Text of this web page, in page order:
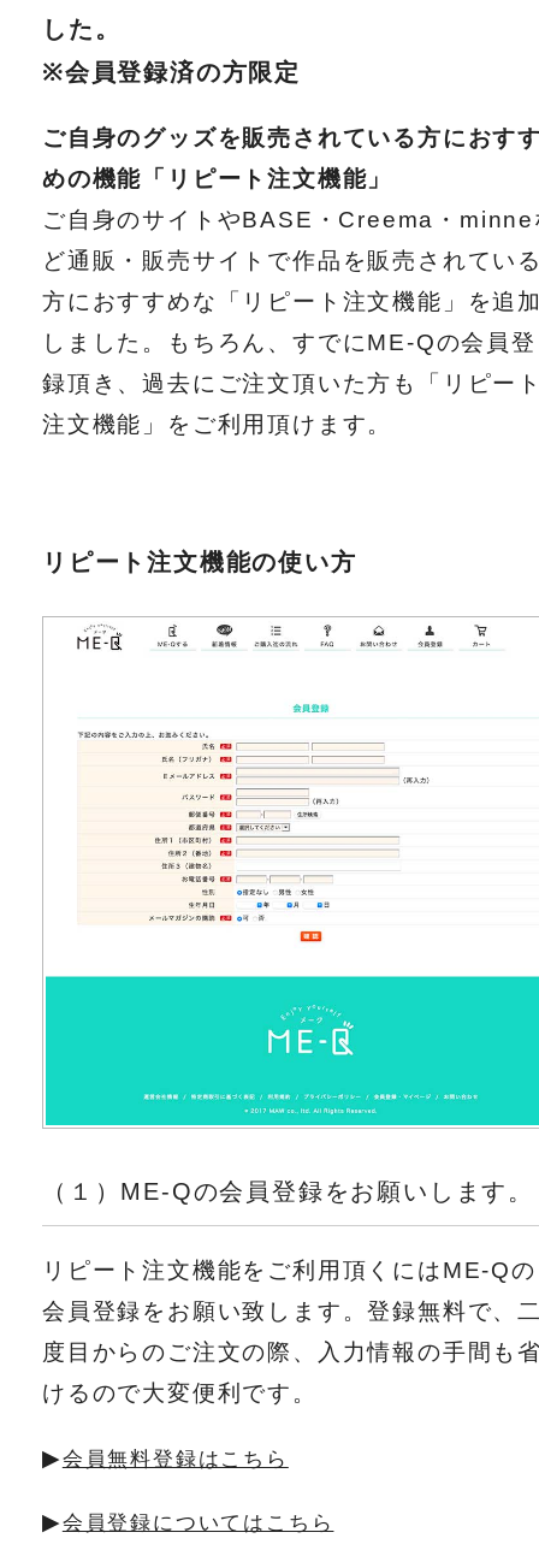
した。
※会員登録済の方限定
ご自身のグッズを販売されている方におす
めの機能「リピート注文機能」
ご自身のサイトやBASE・Creema・minne
ど通販・販売サイトで作品を販売されてい
方におすすめな「リピート注文機能」を追
しました。もちろん、すでにME-Qの会員登
録頂き、過去にご注文頂いた方も「リピー
注文機能」をご利用頂けます。
リピート注文機能の使い方
（１）ME-Qの会員登録をお願いします。
リピート注文機能をご利用頂くにはME-Qの
会員登録をお願い致します。登録無料で、
度目からのご注文の際、入力情報の手間も
けるので大変便利です。
▶︎会員無料登録はこちら
▶︎会員登録についてはこちら